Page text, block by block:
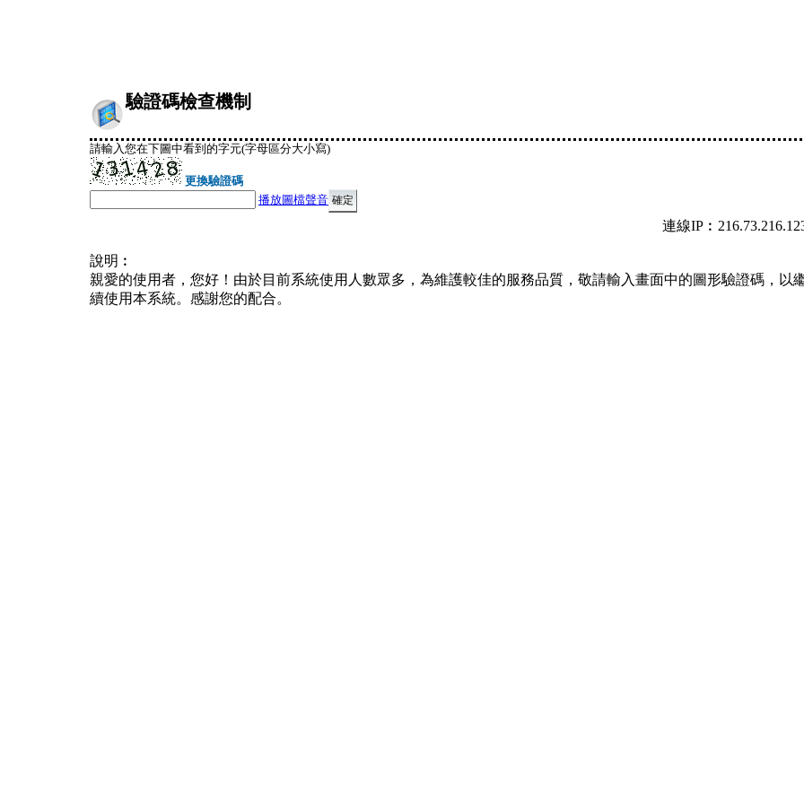
驗證碼檢查機制
請輸入您在下圖中看到的字元(字母區分大小寫)
更換驗證碼
播放圖檔聲音
連線
說明︰
親愛的使用者，您好！由於目前系統使用人數眾多，為維護較佳的服務品質，敬請輸入畫面中的圖形驗證碼，以
續使用本系統。感謝您的配合。